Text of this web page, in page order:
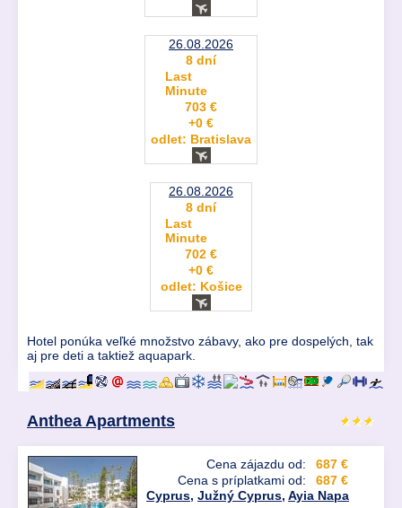
26.08.2026
8 dní
Last
Minute
703 €
+0 €
odlet: Bratislava
26.08.2026
8 dní
Last
Minute
702 €
+0 €
odlet: Košice
Hotel ponúka veľké množstvo zábavy, ako pre dospelých, tak
aj pre deti a taktiež aquapark.
Anthea Apartments
Cena zájazdu od:
687 €
Cena s príplatkami od:
687 €
Cyprus, Južný Cyprus, Ayia Napa